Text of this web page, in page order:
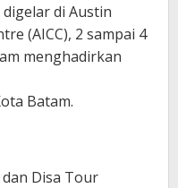
di Austin
(AICC), 2 sampai 4
menghadirkan
Batam.
Disa Tour